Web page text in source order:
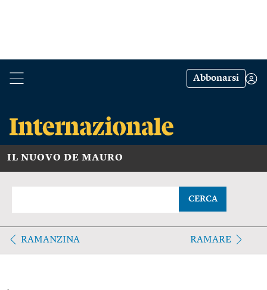
Abbonarsi
IL NUOVO DE MAURO
CERCA
RAMANZINA RAMARE